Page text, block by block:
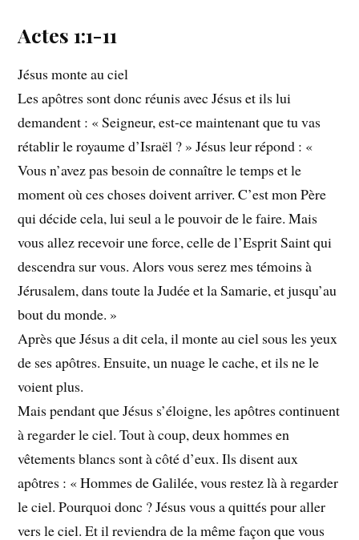
Actes 1:1-11
Jésus monte au ciel
Les apôtres sont donc réunis avec Jésus et ils lui
demandent : « Seigneur, est-ce maintenant que tu vas
rétablir le royaume d’Israël ? » Jésus leur répond : «
Vous n’avez pas besoin de connaître le temps et le
moment où ces choses doivent arriver. C’est mon Père
qui décide cela, lui seul a le pouvoir de le faire. Mais
vous allez recevoir une force, celle de l’Esprit Saint qui
descendra sur vous. Alors vous serez mes témoins à
Jérusalem, dans toute la Judée et la Samarie, et jusqu’au
bout du monde. »
Après que Jésus a dit cela, il monte au ciel sous les yeux
de ses apôtres. Ensuite, un nuage le cache, et ils ne le
voient plus.
Mais pendant que Jésus s’éloigne, les apôtres continuent
à regarder le ciel. Tout à coup, deux hommes en
vêtements blancs sont à côté d’eux. Ils disent aux
apôtres : « Hommes de Galilée, vous restez là à regarder
le ciel. Pourquoi donc ? Jésus vous a quittés pour aller
vers le ciel. Et il reviendra de la même façon que vous